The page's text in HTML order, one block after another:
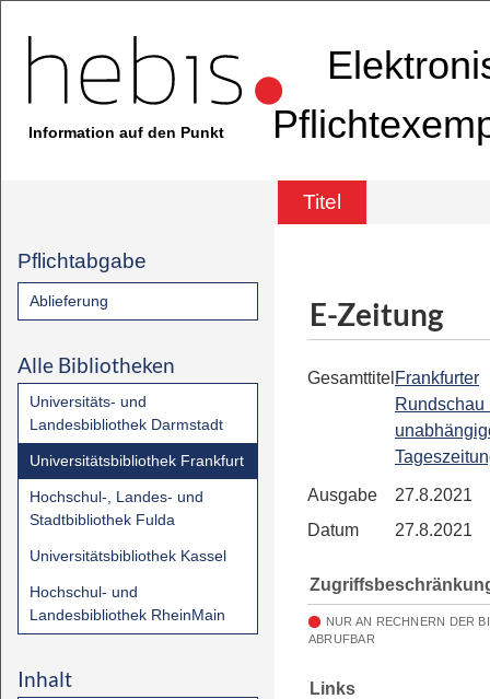
Information auf den Punkt
Titel
Pflichtabgabe
Ablieferung
Alle Bibliotheken
Universitäts- und
Landesbibliothek Darmstadt
Universitätsbibliothek Frankfurt
Hochschul-, Landes- und
Stadtbibliothek Fulda
Universitätsbibliothek Kassel
Hochschul- und
Landesbibliothek RheinMain
Inhalt
E-Zeitung
Gesamttitel Frankfurter
Rundschau
Ausgabe
27.8.2021
Datum
27.8.2021
NUR AN RECHNERN DER
ABRUFBAR
Links